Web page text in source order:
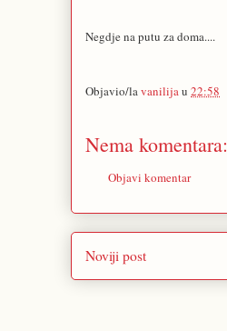
Negdje na putu za doma....
Objavio/lavanilijau 22:58
Nema komentara:
Objavi komentar
Noviji post